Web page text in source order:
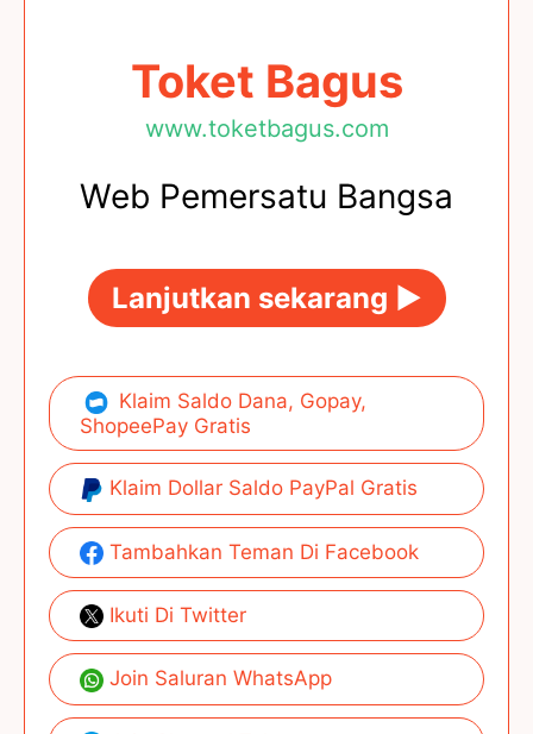
Toket Bagus
www.toketbagus.com
Web Pemersatu Bangsa
Lanjutkan sekarang ►
Klaim Saldo Dana, Gopay,
ShopeePay Gratis
Klaim Dollar Saldo PayPal Gratis
Tambahkan Teman Di Facebook
Ikuti Di Twitter
Join Saluran WhatsApp